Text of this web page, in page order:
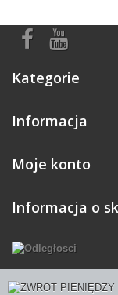
Kategorie
Informacja
Moje konto
Informacja o